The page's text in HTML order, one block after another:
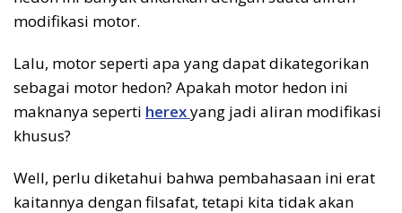
modifikasi motor.
Lalu, motor seperti apa yang dapat dikategorikan
sebagai motor hedon? Apakah motor hedon ini
maknanya seperti herexyang jadi aliran modifikasi
khusus?
Well, perlu diketahui bahwa pembahasaan ini erat
kaitannya dengan filsafat, tetapi kita tidak akan